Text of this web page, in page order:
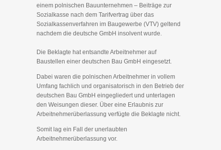
einem polnischen Bauunternehmen – Beiträge zur
Sozialkasse nach dem Tarifvertrag über das
Sozialkassenverfahren im Baugewerbe (VTV) geltend
nachdem die deutsche GmbH insolvent wurde.
Die Beklagte hat entsandte Arbeitnehmer auf
Baustellen einer deutschen Bau GmbH eingesetzt.
Dabei waren die polnischen Arbeitnehmer in vollem
Umfang fachlich und organisatorisch in den Betrieb der
deutschen Bau GmbH eingegliedert und unterlagen
den Weisungen dieser. Über eine Erlaubnis zur
Arbeitnehmerüberlassung verfügte die Beklagte nicht.
Somit lag ein Fall der unerlaubten
Arbeitnehmerüberlassung vor.